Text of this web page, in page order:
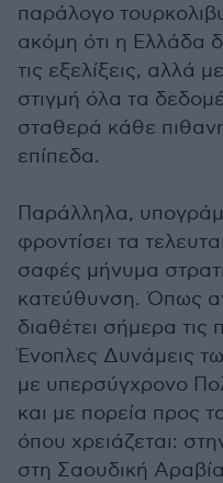
παράλογο
ακόμη ότι η Ελλάδα
τις εξελίξεις, αλλά
στιγμή όλα τα
σταθερά κάθε
επίπεδα.
Παράλληλα,
φροντίσει τα
σαφές μήνυμα
κατεύθυνση. Όπως
διαθέτει σήμερα τις
Ένοπλες Δυνάμεις
με υπερσύγχρονο
και με πορεία προς
όπου χρειάζεται:
στη Σαουδική